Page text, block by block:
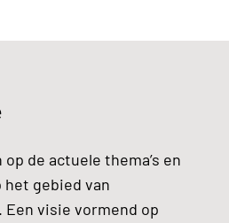
de actuele thema’s en
gebied van
visie vormend op